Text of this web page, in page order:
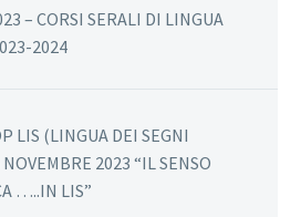
– CORSI SERALI DI LINGUA
2024
LIS (LINGUA DEI SEGNI
2023 “IL SENSO
…..IN LIS”